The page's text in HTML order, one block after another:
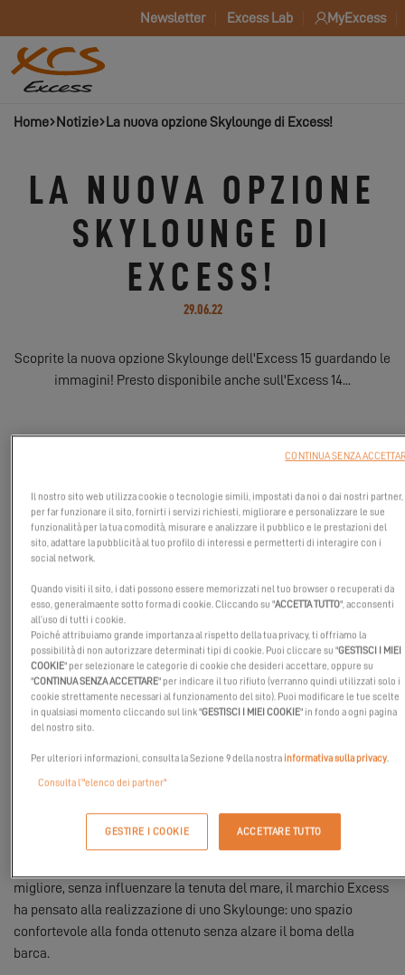
Newsletter Excess Lab MyExcess
Home Notizie La nuova opzione Skylounge di Excess!
LA NUOVA OPZIONE
SKYLOUNGE DI
EXCESS!
29.06.22
Scoprite la nuova opzione Skylounge dell'Excess 15 guardando le
immagini! Presto disponibile anche sull'Excess 14...
Lo Skylounge entra in scena sull'Excess 15!
Uno spazio di vita supplementare alla fonda? È stata una
richiesta di diversi nostri clienti Excess.
La squadra Excess ha così riflettuto ad una nuova opzione per il
2022: lo Skylounge!
migliore, senza influenzare la tenuta del mare, il marchio Excess
ha pensato alla realizzazione di uno Skylounge: uno spazio
confortevole alla fonda ottenuto senza alzare il boma della
barca.
Il nostro sito web utilizza cookie o tecnologie simili, impostati da noi o dai nostri partner,
per far funzionare il sito, fornirti i servizi richiesti, migliorare e personalizzare le sue
funzionalità per la tua comodità, misurare e analizzare il pubblico e le prestazioni del
sito, adattare la pubblicità al tuo profilo di interessi e permetterti di interagire con i
social network.
Quando visiti il sito, i dati possono essere memorizzati nel tuo browser o recuperati da
esso, generalmaente sotto forma di cookie. Cliccando su "ACCETTA TUTTO", acconsenti
all’uso di tutti i cookie.
Poiché attribuiamo grande importanza al rispetto della tua privacy, ti offriamo la
possibilità di non autorizzare determinati tipi di cookie. Puoi cliccare su "GESTISCI I MIEI
COOKIE" per selezionare le categorie di cookie che desideri accettare, oppure su
"CONTINUA SENZA ACCETTARE" per indicare il tuo rifiuto (verranno quindi utilizzati solo i
cookie strettamente necessari al funzionamento del sito). Puoi modificare le tue scelte
in qualsiasi momento cliccando sul link "GESTISCI I MIEI COOKIE" in fondo a ogni pagina
del nostro sito.
Per ulteriori informazioni, consulta la Sezione 9 della nostra informativa sulla privacy
Consulta l’"elenco dei partner"
GESTIRE I COOKIE ACCETTARE TUTTO
CONTINUA SENZA